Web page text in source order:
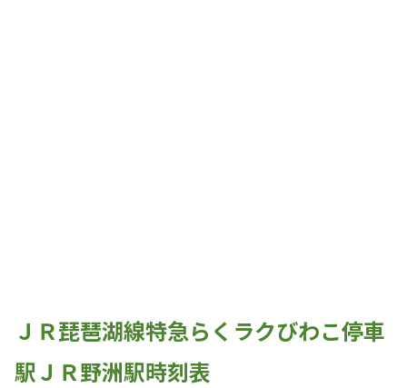
ＪＲ琵琶湖線特急らくラクびわこ停車
駅ＪＲ野洲駅時刻表